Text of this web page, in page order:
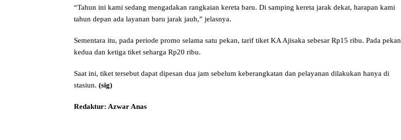
“Tahun ini kami sedang mengadakan rangkaian kereta baru. Di samping kereta jarak dekat, harapan kami
tahun depan ada layanan baru jarak jauh,” jelasnya.
Sementara itu, pada periode promo selama satu pekan, tarif tiket KA Ajisaka sebesar Rp15 ribu. Pada pekan
kedua dan ketiga tiket seharga Rp20 ribu.
Saat ini, tiket tersebut dapat dipesan dua jam sebelum keberangkatan dan pelayanan dilakukan hanya di
stasiun. (sig)
Redaktur: Azwar Anas